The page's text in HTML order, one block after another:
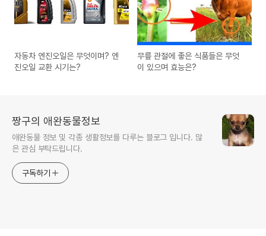
자동차 엔진오일은 무엇이며? 엔
진오일 교환 시기는?
무릎 관절에 좋은 식품들은 무엇
이 있으며 효능은?
짱구의 애완동물정보
애완동물 정보 및 각종 생활정보를 다루는 블로그 입니다. 많
은 관심 부탁드립니다.
구독하기